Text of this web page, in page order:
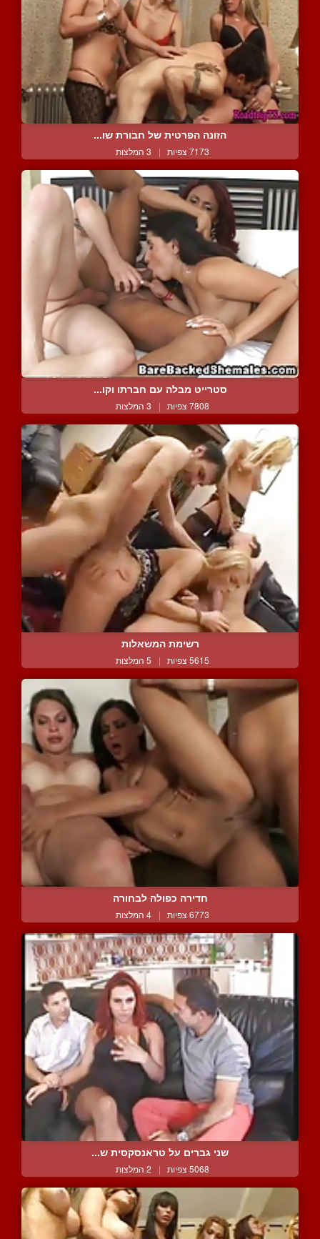
הזונה הפרטית של חבורת שו...
7173 צפיות | 3 המלצות
סטרייט מבלה עם חברתו וקו...
7808 צפיות | 3 המלצות
רשימת המשאלות
5615 צפיות | 5 המלצות
חדירה כפולה לבחורה
6773 צפיות | 4 המלצות
שני גברים על טראנסקסית ש...
5068 צפיות | 2 המלצות